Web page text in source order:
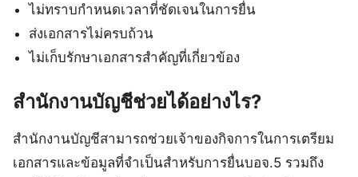
ไม่ทราบกำหนดเวลาที่ชัดเจนในการยื่น
ส่งเอกสารไม่ครบถ้วน
ไม่เก็บรักษาเอกสารสำคัญที่เกี่ยวข้อง
สำนักงานบัญชีช่วยได้อย่างไร?
สำนักงานบัญชีสามารถช่วยเจ้าของกิจการในการเตรียม
เอกสารและข้อมูลที่จำเป็นสำหรับการยื่นบอจ.5 รวมถึง